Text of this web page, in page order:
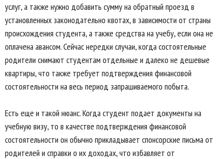
услуг, а также нужно добавить сумму на обратный проезд в
установленных законодательно квотах, в зависимости от страны
происхождения студента, а также средства на учебу, если она не
оплачена авансом. Сейчас нередки случаи, когда состоятельные
родители снимают студентам отдельные и далеко не дешевые
квартиры, что также требует подтверждения финансовой
состоятельности на весь период запрашиваемого побыта.
Есть еще и такой нюанс. Когда студент подает документы на
учебную визу, то в качестве подтверждения финансовой
состоятельности он обычно прикладывает спонсорские письма от
родителей и справки о их доходах, что избавляет от